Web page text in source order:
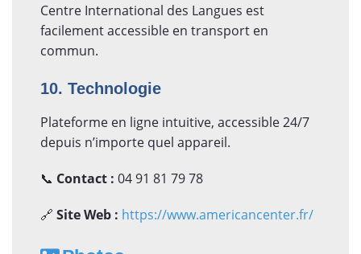
Centre International des Langues est
facilement accessible en transport en
commun.
10. Technologie
Plateforme en ligne intuitive, accessible 24/7
depuis n’importe quel appareil.
📞 Contact : 04 91 81 79 78
🔗 Site Web : https://www.americancenter.fr/